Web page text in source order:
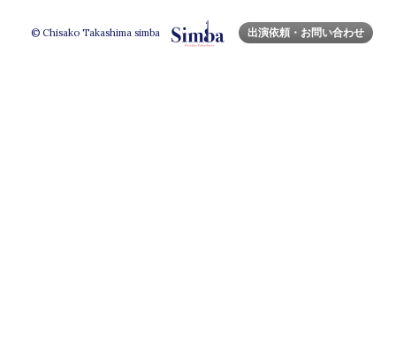
© Chisako Takashima simba 出演依頼・お問い合わせ